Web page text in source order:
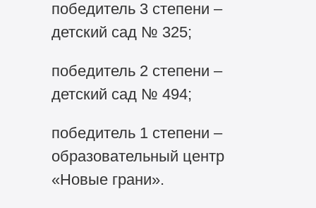
победитель 3 степени –
детский сад № 325;
победитель 2 степени –
детский сад № 494;
победитель 1 степени –
образовательный центр
«Новые грани».